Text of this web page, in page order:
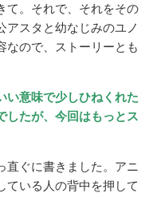
て。それで、それをその
アスタと幼なじみのユノ
なので、ストーリーとも
い意味で少しひねくれた
したが、今回はもっとス
ぐに書きました。アニ
ている人の背中を押して